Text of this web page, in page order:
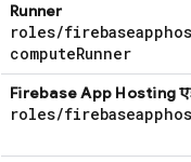
Runner
roles/
computeRunner
Firebase App Hosting
roles/